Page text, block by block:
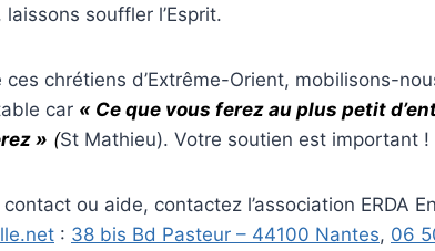
souffler l’Esprit.
chrétiens d’Extrême-Orient, mobilisons-
car « Ce que vous ferez au plus petit
» (St Mathieu). Votre soutien est important !
ou aide, contactez l’association ERDA
: 38 bis Bd Pasteur – 44100 Nantes, 06